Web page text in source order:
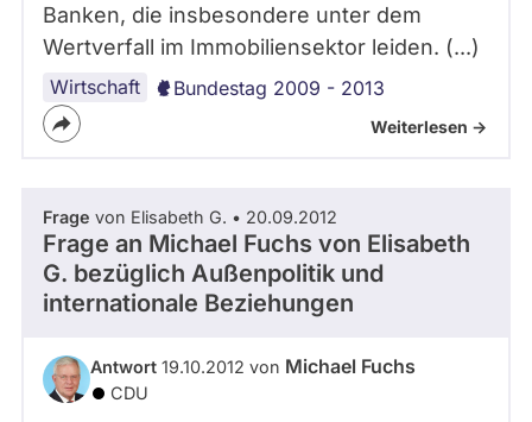
Banken, die insbesondere unter dem
Wertverfall im Immobiliensektor leiden. (...)
Wirtschaft Bundestag 2009 - 2013
Weiterlesen ->
Frage von Elisabeth G. • 20.09.2012
Frage an Michael Fuchs von Elisabeth
G. bezüglich Außenpolitik und
internationale Beziehungen
Antwort 19.10.2012 von Michael Fuchs
CDU